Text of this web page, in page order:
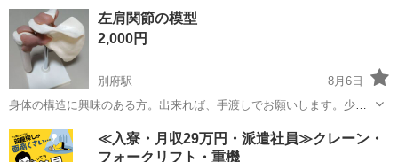
兵庫 加古川市 厄神駅 その他
左肩関節の模型
2,000円
別府駅
8月6日
身体の構造に興味のある方。出来れば、手渡しでお願いします。少
し、日焼けしています。
兵庫 加古川市 別府駅 その他 模型
≪入寮・月収29万円・派遣社員≫クレーン・
フォークリフト・重機